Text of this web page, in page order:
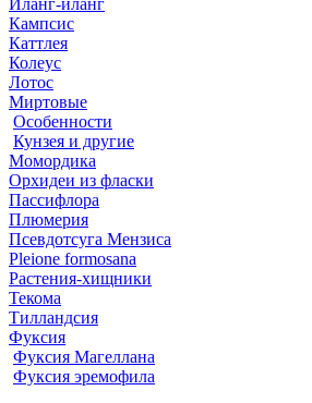
Иланг-иланг
Кампсис
Каттлея
Колеус
Лотос
Миртовые
Особенности
Кунзея и другие
Момордика
Орхидеи из фласки
Пассифлора
Плюмерия
Псевдотсуга Мензиса
Pleione formosana
Растения-хищники
Текома
Тилландсия
Фуксия
Фуксия Магеллана
Фуксия эремофила